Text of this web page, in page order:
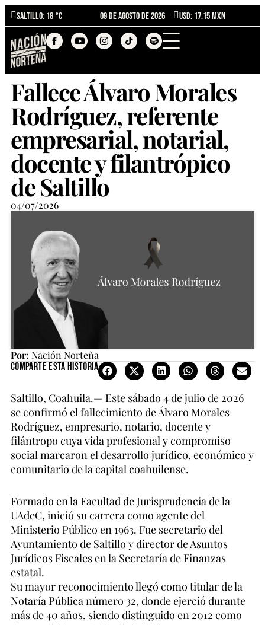
Saltillo: 18 °C 09 de agosto de 2026 USD: 17.15 MXN
Fallece Álvaro Morales
Rodríguez, referente
empresarial, notarial,
docente y filantrópico
de Saltillo
04/07/2026
Por: Nación Norteña
Comparte esta historia
Saltillo, Coahuila.— Este sábado 4 de julio de 2026
se confirmó el fallecimiento de Álvaro Morales
Rodríguez, empresario, notario, docente y
filántropo cuya vida profesional y compromiso
social marcaron el desarrollo jurídico, económico y
comunitario de la capital coahuilense.
Formado en la Facultad de Jurisprudencia de la
UAdeC, inició su carrera como agente del
Ministerio Público en 1963. Fue secretario del
Ayuntamiento de Saltillo y director de Asuntos
Jurídicos Fiscales en la Secretaría de Finanzas
estatal.
Su mayor reconocimiento llegó como titular de la
Notaría Pública número 32, donde ejerció durante
más de 40 años, siendo distinguido en 2012 como